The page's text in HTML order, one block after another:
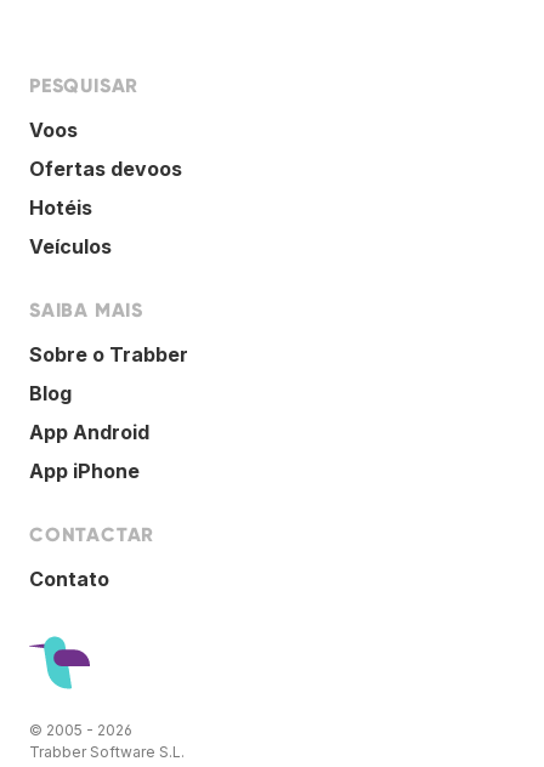
PESQUISAR
Voos
Ofertas devoos
Hotéis
Veículos
SAIBA MAIS
Sobre o Trabber
Blog
App Android
App iPhone
CONTACTAR
Contato
© 2005 - 2026
Trabber Software S.L.